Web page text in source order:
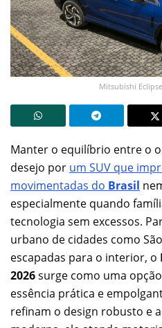
Mitsubishi
Manter o equilíbrio entre o
desejo por um SUV que
movimentadas do Brasil
especialmente quando
tecnologia sem excessos.
urbano de cidades como
escapadas para o interior, o
2026surge como uma
essência prática e
refinam o design robusto e